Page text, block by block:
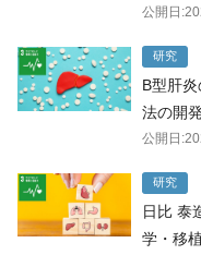
公開日
研究
B型肝
法の開
公開日
研究
日比 泰
学・移